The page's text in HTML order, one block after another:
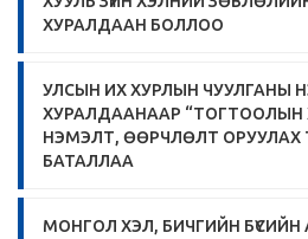
ХУРАЛДААН БОЛЛОО
УЛСЫН ИХ ХУРЛЫН ЧУУЛГАНЫ
ХУРАЛДААНААР “ТОГТООЛЫН
НЭМЭЛТ, ӨӨРЧЛӨЛТ ОРУУЛАХ
БАТАЛЛАА
МОНГОЛ ХЭЛ, БИЧГИЙН БҮСИЙН